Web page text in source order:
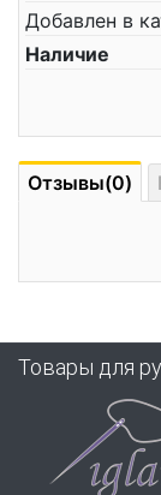
Добавлен в
Наличие
Отзывы(0)
Товары для